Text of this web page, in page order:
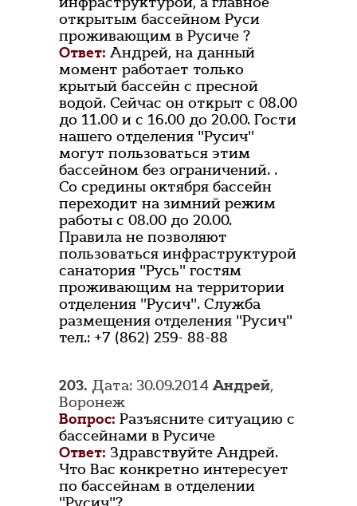
открытым бассейном Руси
проживающим в Русиче ?
Ответ: Андрей, на данный
момент работает только
крытый бассейн с пресной
водой. Сейчас он открыт с 08.00
до 11.00 и с 16.00 до 20.00. Гости
нашего отделения "Русич"
могут пользоваться этим
бассейном без ограничений. .
Со средины октября бассейн
переходит на зимний режим
работы с 08.00 до 20.00.
Правила не позволяют
пользоваться инфраструктурой
санатория "Русь" гостям
проживающим на территории
отделения "Русич". Служба
размещения отделения "Русич"
тел.: +7 (862) 259- 88-88
203. Дата: 30.09.2014Андрей,
Воронеж
Вопрос: Разъясните ситуацию с
бассейнами в Русиче
Ответ: Здравствуйте Андрей.
Что Вас конкретно интересует
по бассейнам в отделении